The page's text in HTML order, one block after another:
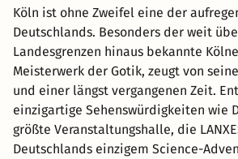
Köln ist ohne Zweifel eine der
Deutschlands. Besonders der weit
Landesgrenzen hinaus bekannte
Meisterwerk der Gotik, zeugt von
und einer längst vergangenen Zeit.
einzigartige Sehenswürdigkeiten wie
größte Veranstaltungshalle, die
Deutschlands einzigem Science-